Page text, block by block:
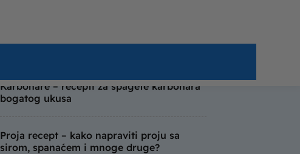
Karbonare – recepti za špagete karbonara
bogatog ukusa
Proja recept – kako napraviti proju sa
sirom, spanaćem i mnoge druge?